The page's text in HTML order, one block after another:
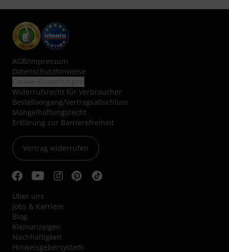
AGB/Impressum
Datenschutzhinweise
Widerrufsrecht für Verbraucher
Bestellvorgang/Vertragsabschluss
Mängelhaftungsrecht
Erklärung zur Barrierefreiheit
Vertrag widerrufen
Über uns
Jobs & Karriere
Blog
Kleinanzeigen
Nachhaltigkeit
Hinweisgebersystem